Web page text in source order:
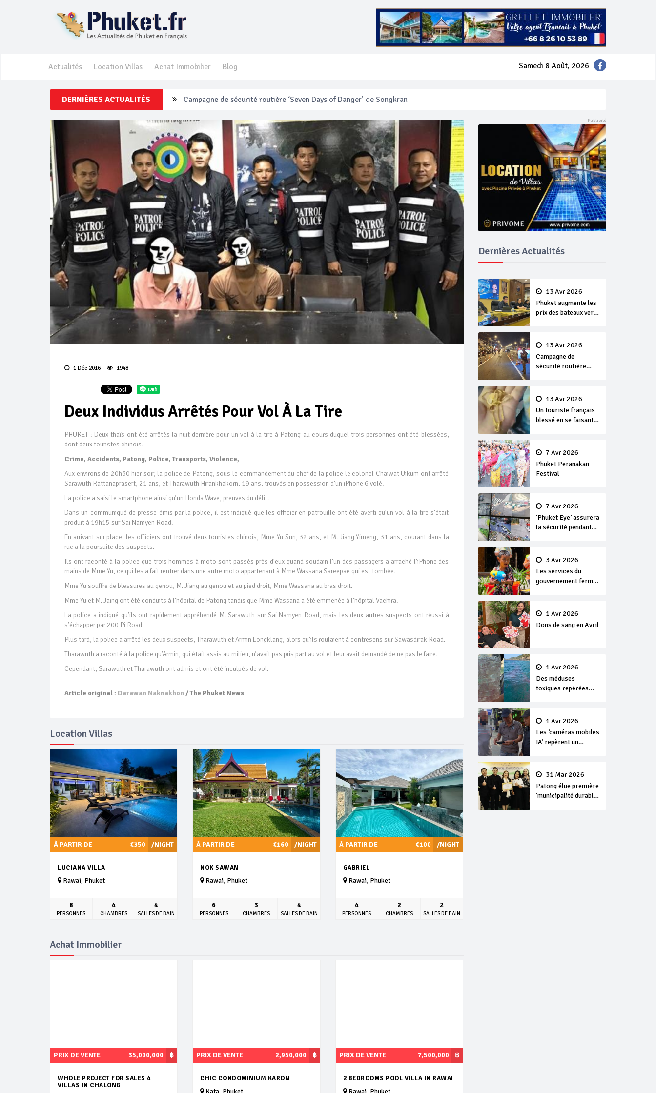
Actualités Location Villas Achat Immobilier Blog Samedi 8 Août, 2026
DERNIÈRES ACTUALITÉS Un touriste français blessé en se faisant arracher son collier en or
Phuket Peranakan Festival
‘Phuket Eye’ assurera la sécurité pendant Songkran
Phuket augmente les prix des bateaux vers Koh Phi Phi et des excursions en mer
Campagne de sécurité routière ‘Seven Days of Danger’ de Songkran
1 Déc 2016 1948
Deux Individus Arrêtés Pour Vol À La Tire
PHUKET : Deux thaïs ont été arrêtés la nuit dernière pour un vol à la tire à Patong au cours duquel trois personnes ont été blessées,
dont deux touristes chinois.
Crime, Accidents, Patong, Police, Transports, Violence,
Aux environs de 20h30 hier soir, la police de Patong, sous le commandement du chef de la police le colonel Chaiwat Uikum ont arrêté
Sarawuth Rattanaprasert, 21 ans, et Tharawuth Hirankhakorn, 19 ans, trouvés en possession d’un iPhone 6 volé.
La police a saisi le smartphone ainsi qu’un Honda Wave, preuves du délit.
Dans un communiqué de presse émis par la police, il est indiqué que les officier en patrouille ont été averti qu’un vol à la tire s’était
produit à 19h15 sur Sai Namyen Road.
En arrivant sur place, les officiers ont trouvé deux touristes chinois, Mme Yu Sun, 32 ans, et M. Jiang Yimeng, 31 ans, courant dans la
rue a la poursuite des suspects.
Ils ont raconté à la police que trois hommes à moto sont passés près d’eux quand soudain l’un des passagers a arraché l’iPhone des
mains de Mme Yu, ce qui les a fait rentrer dans une autre moto appartenant à Mme Wassana Sareepae qui est tombée.
Mme Yu souffre de blessures au genou, M. Jiang au genou et au pied droit, Mme Wassana au bras droit.
Mme Yu et M. Jaing ont été conduits à l’hôpital de Patong tandis que Mme Wassana a été emmenée à l’hôpital Vachira.
La police a indiqué qu’ils ont rapidement appréhendé M. Sarawuth sur Sai Namyen Road, mais les deux autres suspects ont réussi à
s’échapper par 200 Pi Road.
Plus tard, la police a arrêté les deux suspects, Tharawuth et Armin Longklang, alors qu’ils roulaient à contresens sur Sawasdirak Road.
Tharawuth a raconté à la police qu’Armin, qui était assis au milieu, n’avait pas pris part au vol et leur avait demandé de ne pas le faire.
Cependant, Sarawuth et Tharawuth ont admis et ont été inculpés de vol.
Article original : Darawan Naknakhon / The Phuket News
Dernières Actualités
13 Avr 2026
Phuket augmente les
prix des bateaux vers
13 Avr 2026
Campagne de
sécurité routière
13 Avr 2026
Un touriste français
blessé en se faisant
7 Avr 2026
Phuket Peranakan
Festival
7 Avr 2026
‘Phuket Eye’ assurera
la sécurité pendant
3 Avr 2026
Les services du
gouvernement fermés
Songkran
1 Avr 2026
Dons de sang en Avril
1 Avr 2026
Des méduses
toxiques repérées
1 Avr 2026
Les ‘caméras mobiles
IA’ repèrent un
séjour31 Mar 2026
Patong élue première
‘municipalité durable’
Location Villas
/NIGHT
À PARTIR DE €350
LUCIANA VILLA
Rawai, Phuket
8
PERSONNES
4
CHAMBRES
4
SALLES DE BAIN
/NIGHT
À PARTIR DE €160
NOK SAWAN
Rawai, Phuket
6
PERSONNES
3
CHAMBRES
4
SALLES DE BAIN
/NIGHT
À PARTIR DE €100
GABRIEL
Rawai, Phuket
4
PERSONNES
2
CHAMBRES
2
SALLES DE BAIN
Achat Immobilier
฿
PRIX DE VENTE 35,000,000
WHOLE PROJECT FOR SALES 4
VILLAS IN CHALONG
฿
PRIX DE VENTE 2,950,000
CHIC CONDOMINIUM KARON
฿
PRIX DE VENTE 7,500,000
2 BEDROOMS POOL VILLA IN RAWAI